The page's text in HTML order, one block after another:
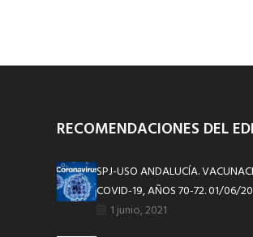
RECOMENDACIONES DEL
SPJ-USO ANDALUCÍA.
COVID-19, AÑOS 70-72. 01/06/
1 junio, 2021